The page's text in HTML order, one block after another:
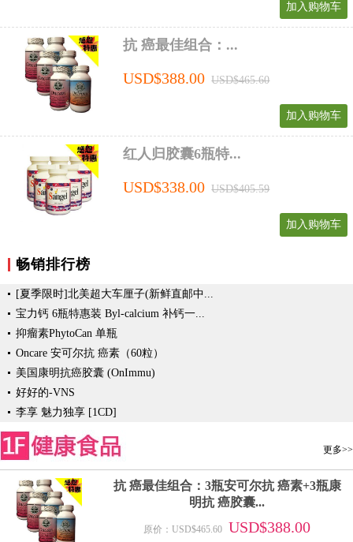
加入购物车
抗 癌最佳组合：...
USD$388.00 USD$465.60
加入购物车
红人归胶囊6瓶特...
USD$338.00 USD$405.59
加入购物车
畅销排行榜
[夏季限时]北美超大车厘子(新鲜直邮中...
宝力钙 6瓶特惠装 Byl-calcium 补钙一...
抑瘤素PhytoCan 单瓶
Oncare 安可尔抗 癌素（60粒）
美国康明抗癌胶囊 (OnImmu)
好好的-VNS
李享 魅力独享 [1CD]
更多>>
抗 癌最佳组合：3瓶安可尔抗 癌素+3瓶康
明抗 癌胶囊...
原价：USD$465.60 USD$388.00